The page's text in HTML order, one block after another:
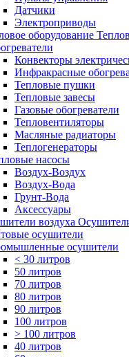
Датчики
Электроприводы
Конвекторы
Инфракрасные
Тепловые пушки
Тепловые завесы
Газовые обогреватели
Тепловентиляторы
Масляные радиаторы
Теплогенераторы
насосы
Воздух-Воздух
Воздух-Вода
Грунт-Вода
Аксессуары
осушители
осушители
< 30 литров
50 литров
70 литров
80 литров
90 литров
100 литров
> 100 литров
40 литров